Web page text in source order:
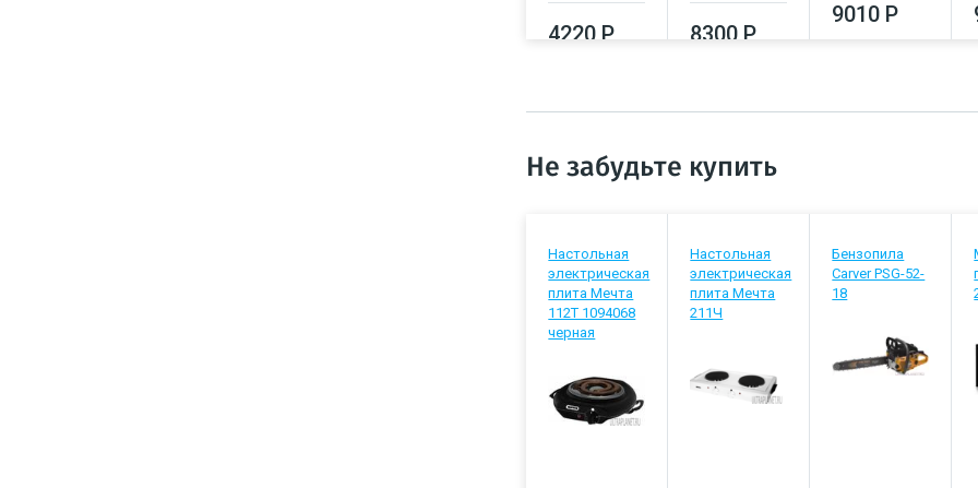
4220 Р 8300 Р
9010 Р
Не забудьте купить
Настольная
электрическая
плита Мечта
112Т 1094068
черная
Настольная
электрическая
плита Мечта
211Ч
Бензопила
Carver PSG-52-
18